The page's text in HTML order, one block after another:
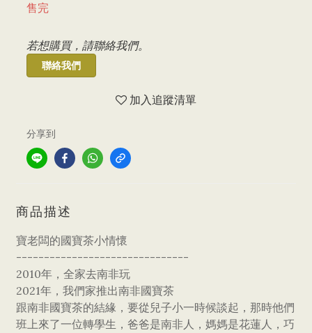
售完
若想購買，請聯絡我們。
聯絡我們
加入追蹤清單
分享到
商品描述
寶老闆的國寶茶小情懷
-------------------------------
2010年，全家去南非玩
2021年，我們家推出南非國寶茶
跟南非國寶茶的結緣，要從兒子小一時候談起，那時他們
班上來了一位轉學生，爸爸是南非人，媽媽是花蓮人，巧